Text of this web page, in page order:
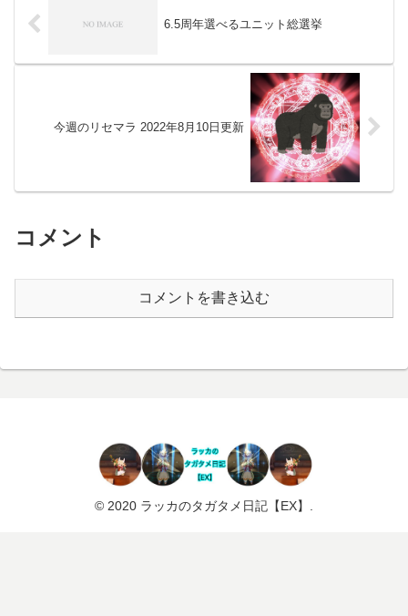
6.5周年選べるユニット総選挙
今週のリセマラ 2022年8月10日更新
コメント
コメントを書き込む
© 2020 ラッカのタガタメ日記【EX】.